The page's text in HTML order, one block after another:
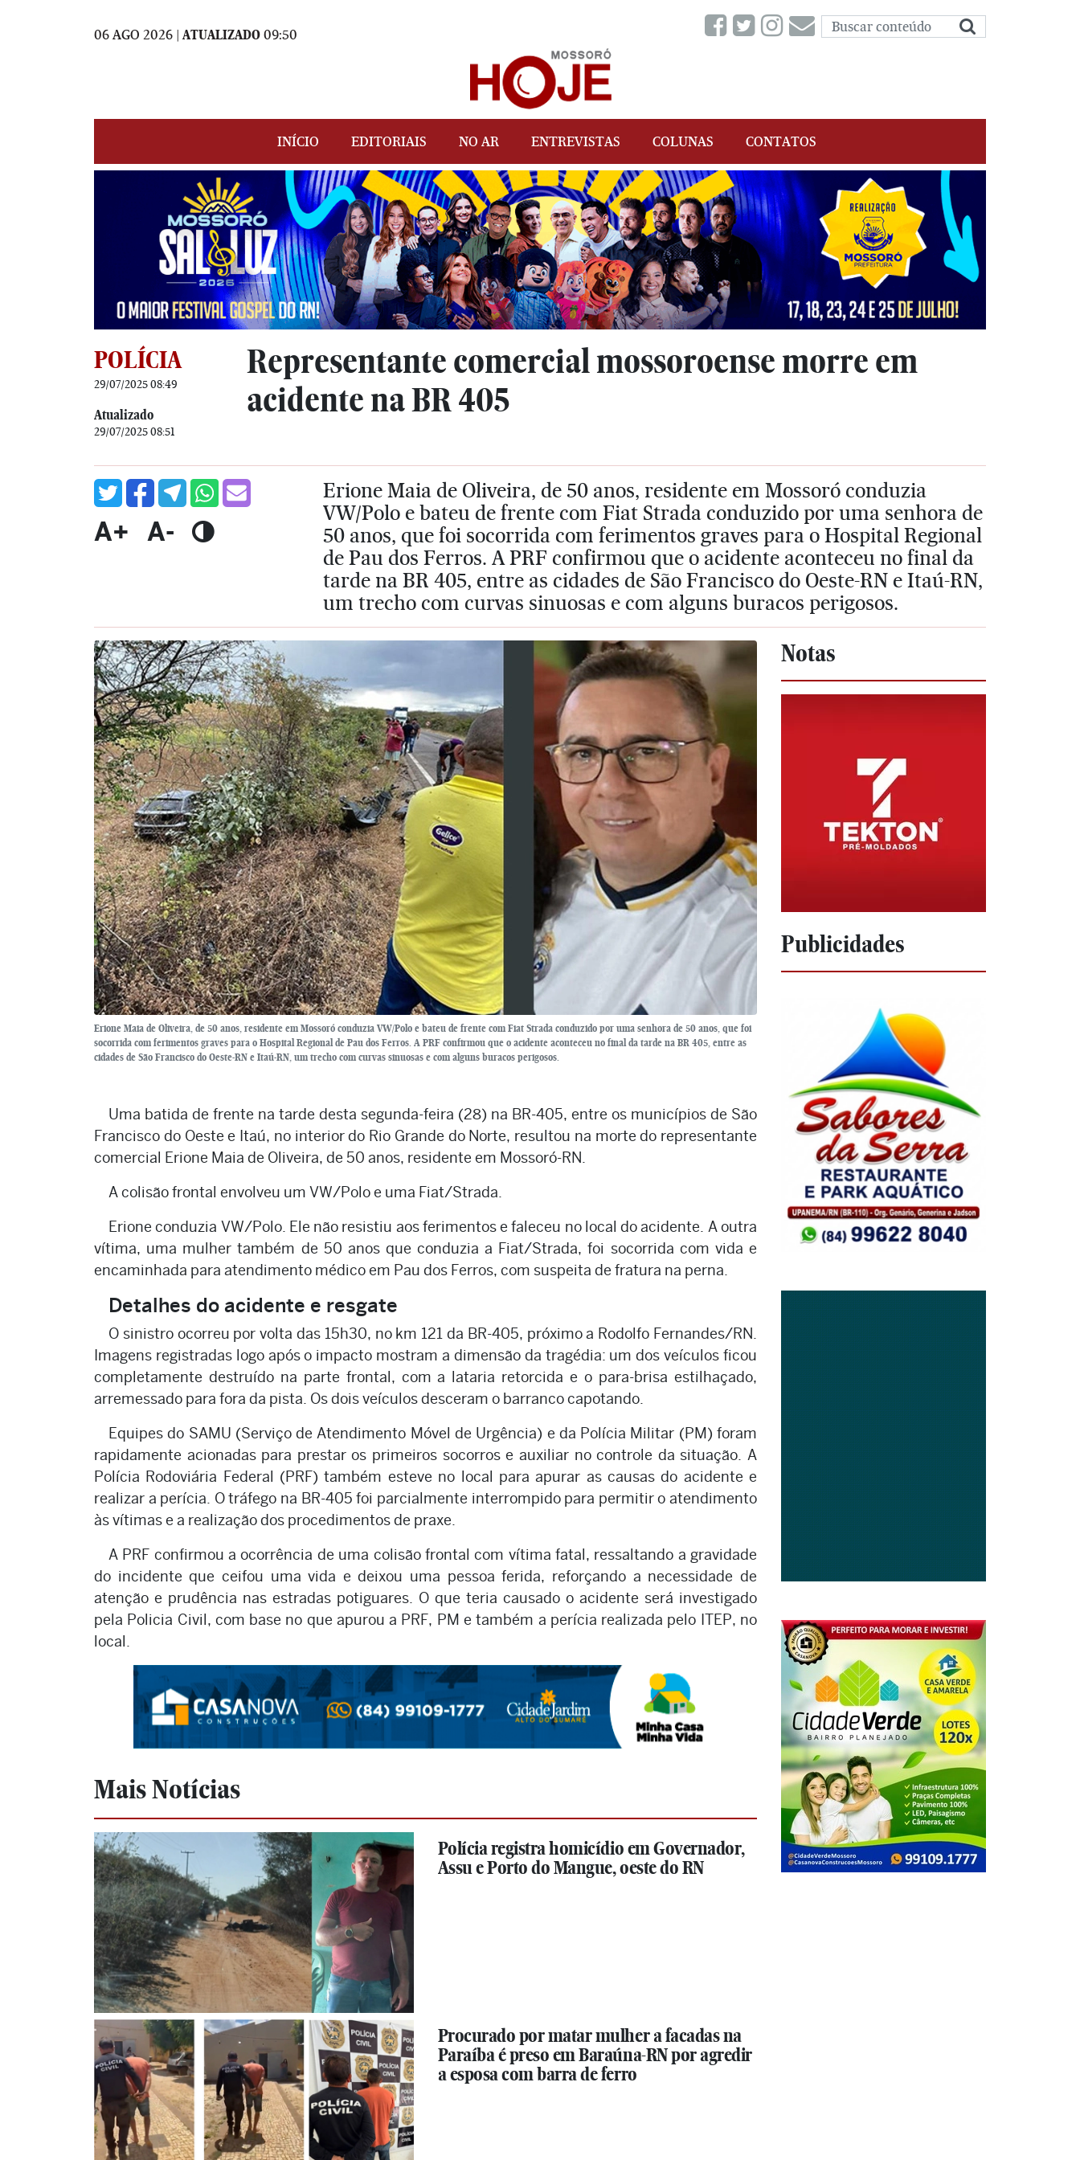
06 AGO 2026 | ATUALIZADO 09:50
INÍCIO EDITORIAIS NO AR ENTREVISTAS COLUNAS CONTATOS
POLÍCIA
29/07/2025 08:49
Atualizado
29/07/2025 08:51
Representante comercial mossoroense morre em
acidente na BR 405
A+ A-
Erione Maia de Oliveira, de 50 anos, residente em Mossoró conduzia
VW/Polo e bateu de frente com Fiat Strada conduzido por uma senhora de
50 anos, que foi socorrida com ferimentos graves para o Hospital Regional
de Pau dos Ferros. A PRF confirmou que o acidente aconteceu no final da
tarde na BR 405, entre as cidades de São Francisco do Oeste-RN e Itaú-RN,
um trecho com curvas sinuosas e com alguns buracos perigosos.
Erione Maia de Oliveira, de 50 anos, residente em Mossoró conduzia VW/Polo e bateu de frente com Fiat Strada conduzido por uma senhora de 50 anos, que foi
socorrida com ferimentos graves para o Hospital Regional de Pau dos Ferros. A PRF confirmou que o acidente aconteceu no final da tarde na BR 405, entre as
cidades de São Francisco do Oeste-RN e Itaú-RN, um trecho com curvas sinuosas e com alguns buracos perigosos.
Uma batida de frente na tarde desta segunda-feira (28) na BR-405, entre os municípios de São
Francisco do Oeste e Itaú, no interior do Rio Grande do Norte, resultou na morte do representante
comercial Erione Maia de Oliveira, de 50 anos, residente em Mossoró-RN.
A colisão frontal envolveu um VW/Polo e uma Fiat/Strada.
Erione conduzia VW/Polo. Ele não resistiu aos ferimentos e faleceu no local do acidente. A outra
vítima, uma mulher também de 50 anos que conduzia a Fiat/Strada, foi socorrida com vida e
encaminhada para atendimento médico em Pau dos Ferros, com suspeita de fratura na perna.
Detalhes do acidente e resgate
O sinistro ocorreu por volta das 15h30, no km 121 da BR-405, próximo a Rodolfo Fernandes/RN.
Imagens registradas logo após o impacto mostram a dimensão da tragédia: um dos veículos ficou
completamente destruído na parte frontal, com a lataria retorcida e o para-brisa estilhaçado,
arremessado para fora da pista. Os dois veículos desceram o barranco capotando.
Equipes do SAMU (Serviço de Atendimento Móvel de Urgência) e da Polícia Militar (PM) foram
rapidamente acionadas para prestar os primeiros socorros e auxiliar no controle da situação. A
Polícia Rodoviária Federal (PRF) também esteve no local para apurar as causas do acidente e
realizar a perícia. O tráfego na BR-405 foi parcialmente interrompido para permitir o atendimento
às vítimas e a realização dos procedimentos de praxe.
A PRF confirmou a ocorrência de uma colisão frontal com vítima fatal, ressaltando a gravidade
do incidente que ceifou uma vida e deixou uma pessoa ferida, reforçando a necessidade de
atenção e prudência nas estradas potiguares. O que teria causado o acidente será investigado
pela Policia Civil, com base no que apurou a PRF, PM e também a perícia realizada pelo ITEP, no
local.
Mais Notícias
Polícia registra homicídio em Governador,
Assu e Porto do Mangue, oeste do RN
Procurado por matar mulher a facadas na
Paraíba é preso em Baraúna-RN por agredir
a esposa com barra de ferro
Notas
Publicidades